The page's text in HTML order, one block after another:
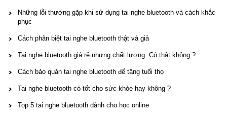
Những lỗi thường gặp khi sử dụng tai nghe bluetooth và cách khắc
phục
Cách phân biệt tai nghe bluetooth thật và giả
Tai nghe bluetooth giá rẻ nhưng chất lượng: Có thật không ?
Cách bảo quản tai nghe bluetooth để tăng tuổi thọ
Tai nghe bluetooth có tốt cho sức khỏe hay không ?
Top 5 tai nghe bluetooth dành cho học online